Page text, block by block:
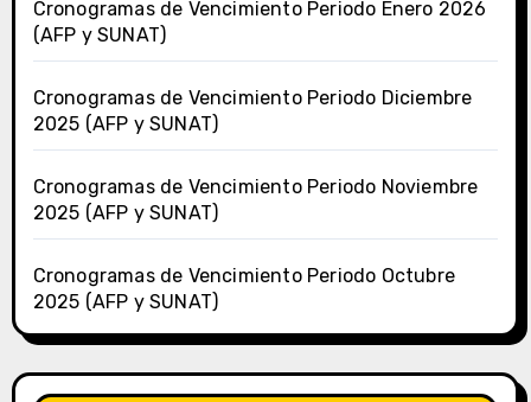
Cronogramas de Vencimiento Periodo Enero 2026
(AFP y SUNAT)
Cronogramas de Vencimiento Periodo Diciembre
2025 (AFP y SUNAT)
Cronogramas de Vencimiento Periodo Noviembre
2025 (AFP y SUNAT)
Cronogramas de Vencimiento Periodo Octubre
2025 (AFP y SUNAT)